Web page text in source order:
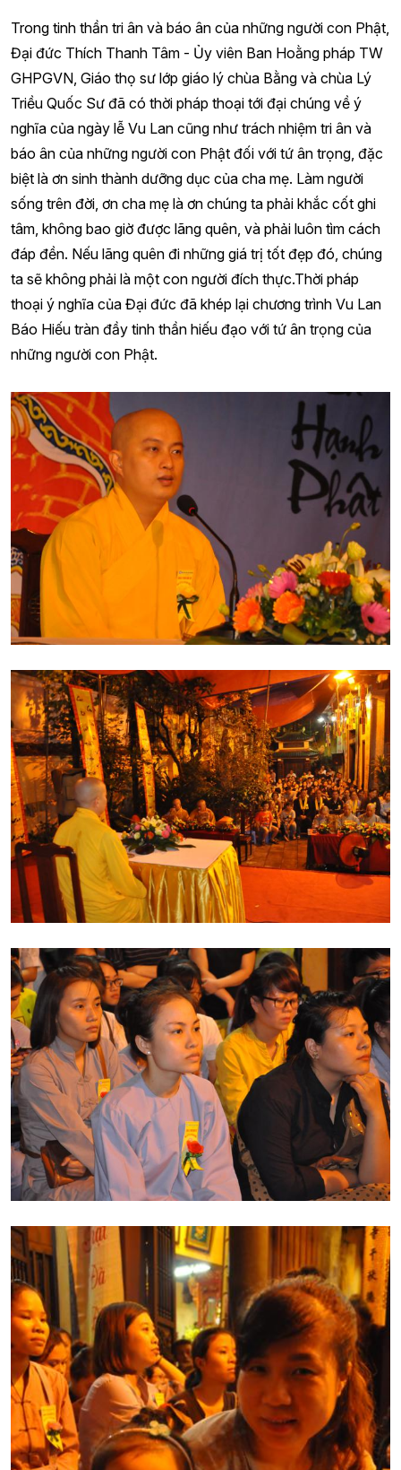
Trong tinh thần tri ân và báo ân của những người con Phật,
Đại đức Thích Thanh Tâm - Ủy viên Ban Hoằng pháp TW
GHPGVN, Giáo thọ sư lớp giáo lý chùa Bằng và chùa Lý
Triều Quốc Sư đã có thời pháp thoại tới đại chúng về ý
nghĩa của ngày lễ Vu Lan cũng như trách nhiệm tri ân và
báo ân của những người con Phật đối với tứ ân trọng, đặc
biệt là ơn sinh thành dưỡng dục của cha mẹ. Làm người
sống trên đời, ơn cha mẹ là ơn chúng ta phải khắc cốt ghi
tâm, không bao giờ được lãng quên, và phải luôn tìm cách
đáp đền. Nếu lãng quên đi những giá trị tốt đẹp đó, chúng
ta sẽ không phải là một con người đích thực.Thời pháp
thoại ý nghĩa của Đại đức đã khép lại chương trình Vu Lan
Báo Hiếu tràn đầy tinh thần hiếu đạo với tứ ân trọng của
những người con Phật.